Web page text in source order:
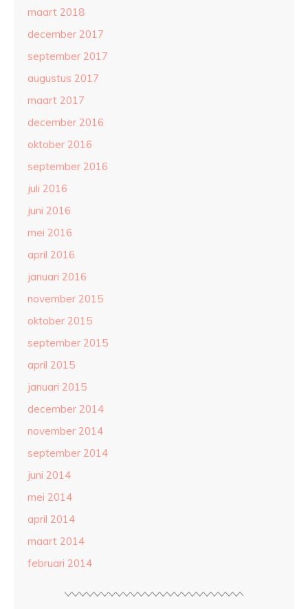
maart 2018
december 2017
september 2017
augustus 2017
maart 2017
december 2016
oktober 2016
september 2016
juli 2016
juni 2016
mei 2016
april 2016
januari 2016
november 2015
oktober 2015
september 2015
april 2015
januari 2015
december 2014
november 2014
september 2014
juni 2014
mei 2014
april 2014
maart 2014
februari 2014